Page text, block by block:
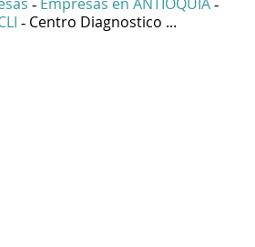
- -
- Centro Diagnostico ...